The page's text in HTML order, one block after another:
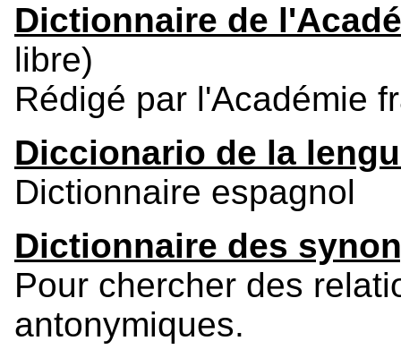
Dictionnaire de
libre)
Rédigé par l'Académie
Diccionario de la
Dictionnaire espagnol
Dictionnaire des
Pour chercher des
antonymiques.